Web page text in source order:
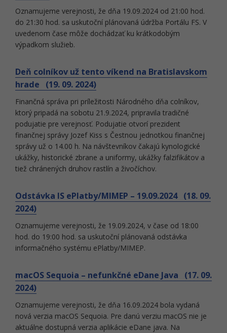
Oznamujeme verejnosti, že dňa 19.09.2024 od 21:00 hod.
do 21:30 hod. sa uskutoční plánovaná údržba Portálu FS. V
uvedenom čase môže dochádzať ku krátkodobým
výpadkom služieb.
Deň colníkov už tento víkend na Bratislavskom
hrade (19. 09. 2024)
Finančná správa pri príležitosti Národného dňa colníkov,
ktorý pripadá na sobotu 21.9.2024, pripravila tradičné
podujatie pre verejnosť. Podujatie otvorí prezident
finančnej správy Jozef Kiss s Čestnou jednotkou finančnej
správy už o 14.00 h. Na návštevníkov čakajú kynologické
ukážky, historické zbrane a uniformy, ukážky falzifikátov a
tiež chránených druhov rastlín a živočíchov.
Odstávka IS ePlatby/MIMEP – 19.09.2024 (18. 09.
2024)
Oznamujeme verejnosti, že 19.09.2024, v čase od 18:00
hod. do 19:00 hod. sa uskutoční plánovaná odstávka
informačného systému ePlatby/MIMEP.
macOS Sequoia – nefunkčné eDane Java (17. 09.
2024)
Oznamujeme verejnosti, že dňa 16.09.2024 bola vydaná
nová verzia macOS Sequoia. Pre danú verziu macOS nie je
aktuálne dostupná verzia aplikácie eDane java. Na